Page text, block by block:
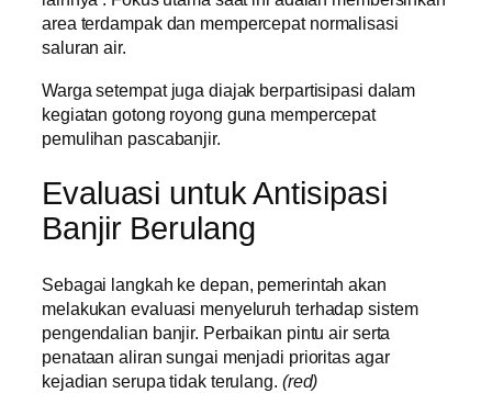
area terdampak dan mempercepat normalisasi
saluran air.
Warga setempat juga diajak berpartisipasi dalam
kegiatan gotong royong guna mempercepat
pemulihan pascabanjir.
Evaluasi untuk Antisipasi
Banjir Berulang
Sebagai langkah ke depan, pemerintah akan
melakukan evaluasi menyeluruh terhadap sistem
pengendalian banjir. Perbaikan pintu air serta
penataan aliran sungai menjadi prioritas agar
kejadian serupa tidak terulang. (red)